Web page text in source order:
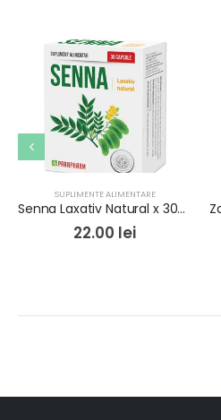
SUPLIMENTE ALIMENTARE
Senna Laxativ Natural x 30cps
22.00 lei